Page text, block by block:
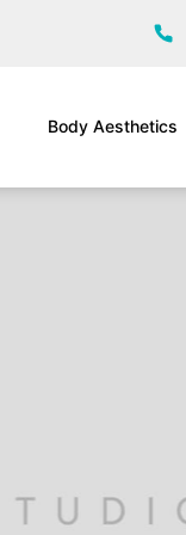
Body Aesthetics